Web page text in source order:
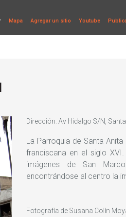
Mapa Agregar un sitio Youtube
Dirección: Av Hidalgo S/N,
La Parroquia de Santa
franciscana en el siglo
imágenes de San
encontrándose al centro la
Fotografía de Susana Colín